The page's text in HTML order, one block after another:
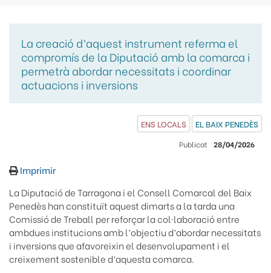
La creació d’aquest instrument referma el
compromís de la Diputació amb la comarca i
permetrà abordar necessitats i coordinar
actuacions i inversions
ENS LOCALS EL BAIX PENEDÈS
Publicat 28/04/2026
Imprimir
La Diputació de Tarragona i el Consell Comarcal del Baix
Penedès han constituït aquest dimarts a la tarda una
Comissió de Treball per reforçar la col·laboració entre
ambdues institucions amb l’objectiu d’abordar necessitats
i inversions que afavoreixin el desenvolupament i el
creixement sostenible d’aquesta comarca.